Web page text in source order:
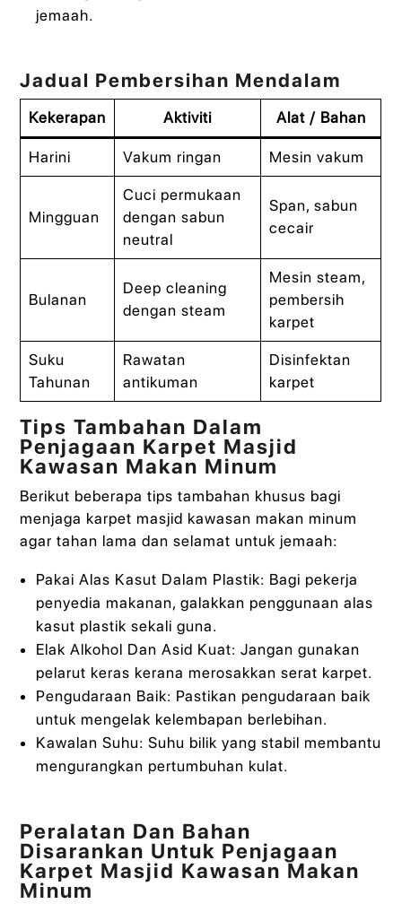
jemaah.
Jadual Pembersihan Mendalam
Kekerapan Aktiviti Alat / Bahan
Harini Vakum ringan Mesin vakum
Mingguan
Cuci permukaan
dengan sabun
neutral
Span, sabun
cecair
Bulanan
Deep cleaning
dengan steam
Mesin steam,
pembersih
karpet
Suku
Tahunan
Rawatan
antikuman
Disinfektan
karpet
Tips Tambahan Dalam
Penjagaan Karpet Masjid
Kawasan Makan Minum
Berikut beberapa tips tambahan khusus bagi
menjaga karpet masjid kawasan makan minum
agar tahan lama dan selamat untuk jemaah:
Pakai Alas Kasut Dalam Plastik: Bagi pekerja
penyedia makanan, galakkan penggunaan alas
kasut plastik sekali guna.
Elak Alkohol Dan Asid Kuat: Jangan gunakan
pelarut keras kerana merosakkan serat karpet.
Pengudaraan Baik: Pastikan pengudaraan baik
untuk mengelak kelembapan berlebihan.
Kawalan Suhu: Suhu bilik yang stabil membantu
mengurangkan pertumbuhan kulat.
Peralatan Dan Bahan
Disarankan Untuk Penjagaan
Karpet Masjid Kawasan Makan
Minum